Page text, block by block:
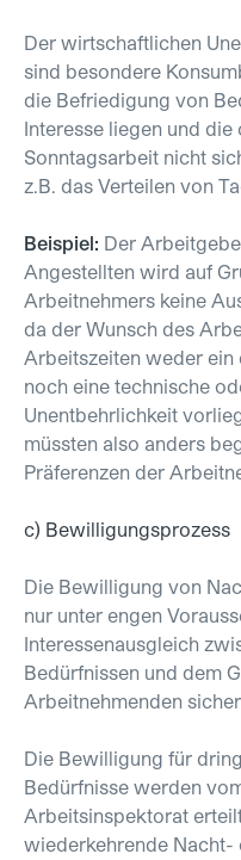
Der wirtschaftlichen
sind besondere
die Befriedigung von
Interesse liegen und
Sonntagsarbeit nicht
z.B. das Verteilen von
Beispiel: Der
Angestellten wird auf
Arbeitnehmers keine
da der Wunsch des
Arbeitszeiten weder
noch eine technische
Unentbehrlichkeit
müssten also anders
Präferenzen der
c) Bewilligungsprozess
Die Bewilligung von
nur unter engen
Interessenausgleich
Bedürfnissen und dem
Arbeitnehmenden
Die Bewilligung für
Bedürfnisse werden
Arbeitsinspektorat
wiederkehrende